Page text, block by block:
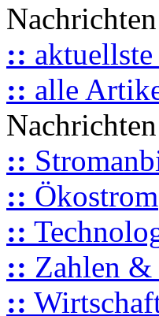
Nachrichten
::
:: alle
::
:: Ökostrom
::
:: Zahlen &
::